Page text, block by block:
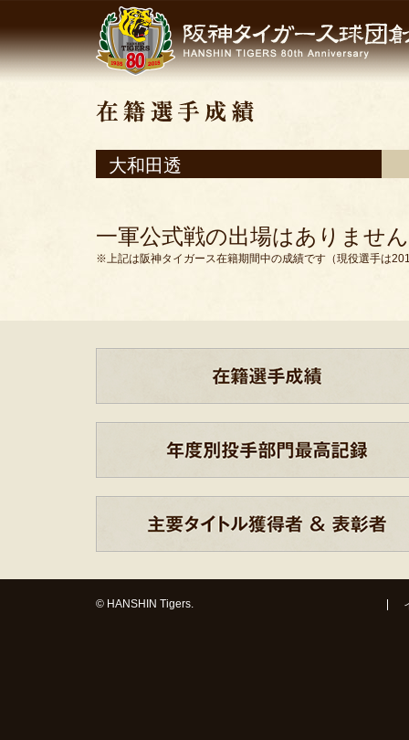
大和田透
一軍公式戦の出場はありません
※上記は阪神タイガース在籍期間中の成績です（現役選手は
© HANSHIN Tigers.